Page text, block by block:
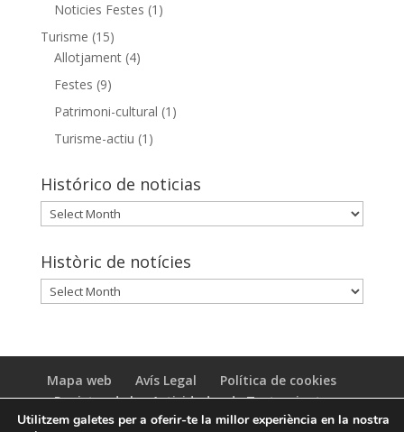
Noticies Festes (1)
Turisme (15)
Allotjament(4)
Festes (9)
Patrimoni-cultural (1)
Turisme-actiu (1)
Histórico de noticias
Histórico
de
noticias
Històric de notícies
Històric
de
Mapa web Avís Legal
Política de cookies
Registro de las Actividades de Tratamiento
(RAT)
Utilitzem galetes per a oferir-te la millor experiència en la nostra